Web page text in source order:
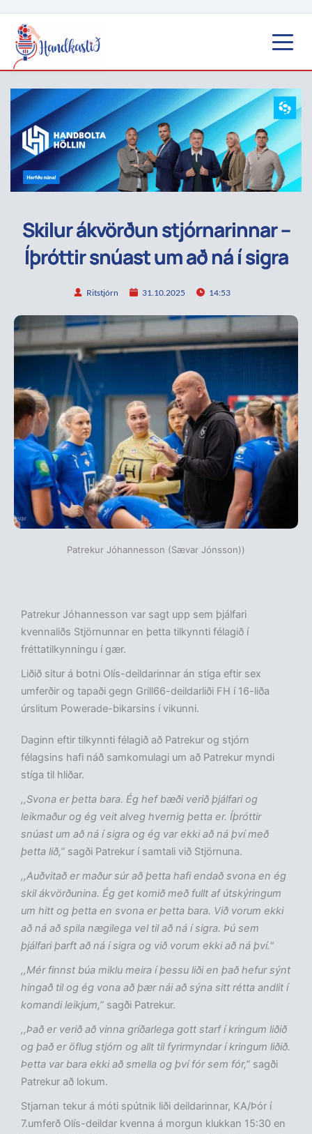
Skilur ákvörðun stjórnarinnar –
Íþróttir snúast um að ná í sigra
Ritstjórn 31.10.2025 14:53
Patrekur Jóhannesson (Sævar Jónsson))
Patrekur Jóhannesson var sagt upp sem þjálfari
kvennaliðs Stjörnunnar en þetta tilkynnti félagið í
fréttatilkynningu í gær.
Liðið situr á botni Olís-deildarinnar án stiga eftir sex
umferðir og tapaði gegn Grill66-deildarliði FH í 16-liða
úrslitum Powerade-bikarsins í vikunni.
Daginn eftir tilkynnti félagið að Patrekur og stjórn
félagsins hafi náð samkomulagi um að Patrekur myndi
stíga til hliðar.
,,Svona er þetta bara. Ég hef bæði verið þjálfari og
leikmaður og ég veit alveg hvernig þetta er. Íþróttir
snúast um að ná í sigra og ég var ekki að ná því með
þetta lið,” sagði Patrekur í samtali við Stjörnuna.
,,Auðvitað er maður súr að þetta hafi endað svona en ég
skil ákvörðunina. Ég get komið með fullt af útskýringum
um hitt og þetta en svona er þetta bara. Við vorum ekki
að ná að spila nægilega vel til að ná í sigra. Þú sem
þjálfari þarft að ná í sigra og við vorum ekki að ná því."
,,Mér finnst búa miklu meira í þessu liði en það hefur sýnt
hingað til og ég vona að þær nái að sýna sitt rétta andlit í
komandi leikjum,” sagði Patrekur.
,,Það er verið að vinna gríðarlega gott starf í kringum liðið
og það er öflug stjórn og allt til fyrirmyndar í kringum liðið.
Þetta var bara ekki að smella og því fór sem fór,” sagði
Patrekur að lokum.
Stjarnan tekur á móti spútnik liði deildarinnar, KA/Þór í
7.umferð Olís-deildar kvenna á morgun klukkan 15:30 en